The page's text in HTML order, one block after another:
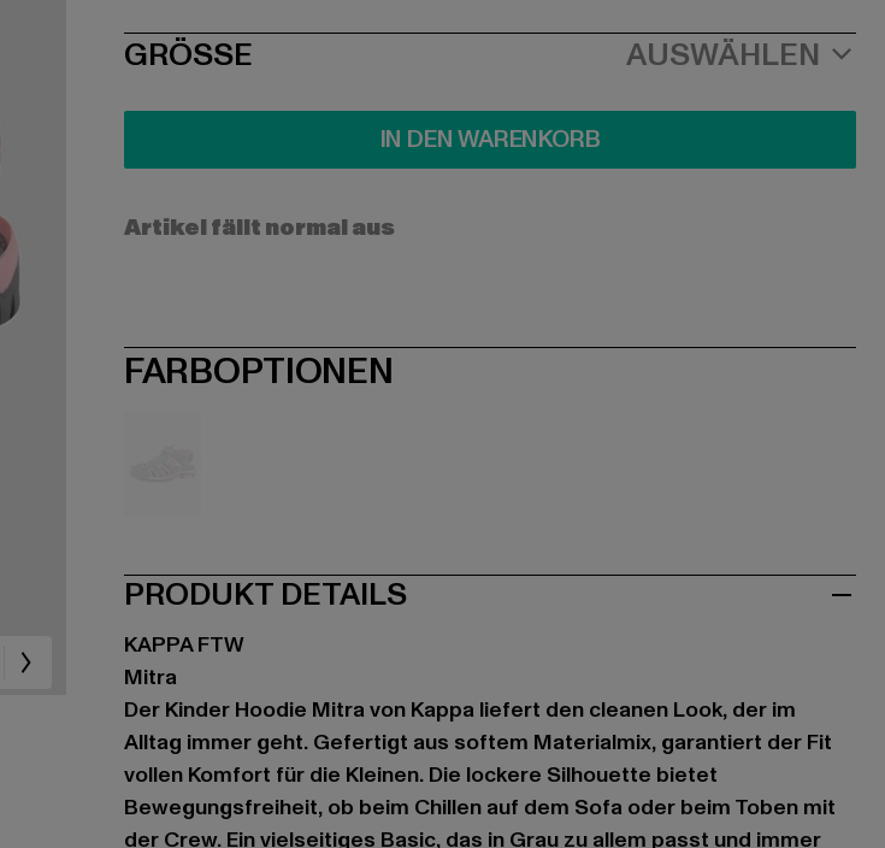
SIZE
GRÖSSE AUSWÄHLEN
IN DEN WARENKORB
Artikel fällt normal aus
FARBOPTIONEN
PRODUKT DETAILS
KAPPA FTW
Mitra
Der Kinder Hoodie Mitra von Kappa liefert den cleanen Look, der im
Alltag immer geht. Gefertigt aus softem Materialmix, garantiert der Fit
vollen Komfort für die Kleinen. Die lockere Silhouette bietet
Bewegungsfreiheit, ob beim Chillen auf dem Sofa oder beim Toben mit
der Crew. Ein vielseitiges Basic, das in Grau zu allem passt und immer